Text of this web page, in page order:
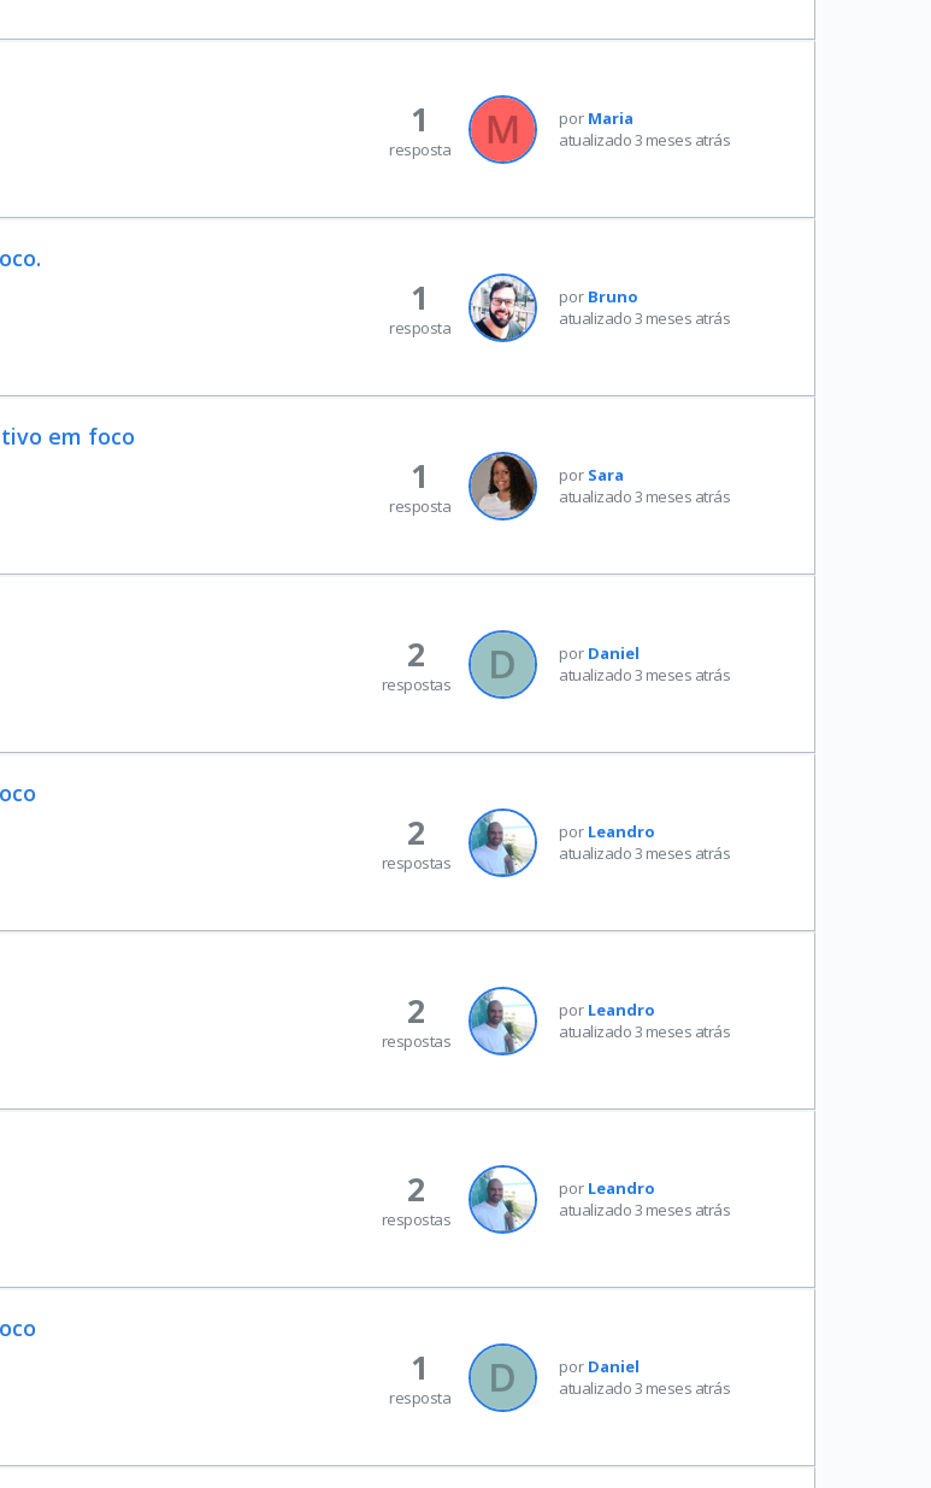
por Maria
atualizado 3 meses atrás
1
resposta
por Bruno
atualizado 3 meses atrás
1
resposta
em foco
por Sara
atualizado 3 meses atrás
1
resposta
por Daniel
atualizado 3 meses atrás
2
respostas
por Leandro
atualizado 3 meses atrás
2
respostas
por Leandro
atualizado 3 meses atrás
2
respostas
por Leandro
atualizado 3 meses atrás
2
respostas
por Daniel
atualizado 3 meses atrás
1
resposta